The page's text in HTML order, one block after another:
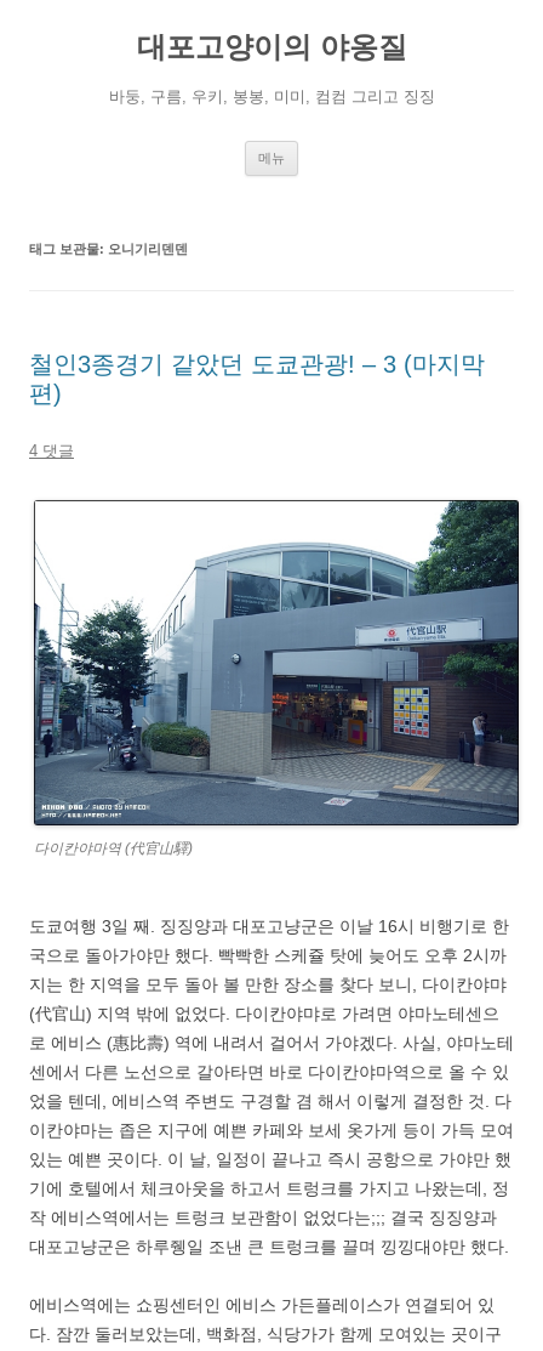
대포고양이의 야옹질
바둥, 구름, 우키, 봉봉, 미미, 컴컴 그리고 징징
메뉴
태그 보관물: 오니기리덴덴
철인3종경기 같았던 도쿄관광! – 3 (마지막
편)
4 댓글
다이칸야마역 (代官山驛)
도쿄여행 3일 째. 징징양과 대포고냥군은 이날 16시 비행기로 한
국으로 돌아가야만 했다. 빡빡한 스케쥴 탓에 늦어도 오후 2시까
지는 한 지역을 모두 돌아 볼 만한 장소를 찾다 보니, 다이칸야먀
(代官山) 지역 밖에 없었다. 다이칸야먀로 가려면 야마노테센으
로 에비스 (惠比壽) 역에 내려서 걸어서 가야겠다. 사실, 야마노테
센에서 다른 노선으로 갈아타면 바로 다이칸야마역으로 올 수 있
었을 텐데, 에비스역 주변도 구경할 겸 해서 이렇게 결정한 것. 다
이칸야마는 좁은 지구에 예쁜 카페와 보세 옷가게 등이 가득 모여
있는 예쁜 곳이다. 이 날, 일정이 끝나고 즉시 공항으로 가야만 했
기에 호텔에서 체크아웃을 하고서 트렁크를 가지고 나왔는데, 정
작 에비스역에서는 트렁크 보관함이 없었다는;;; 결국 징징양과
대포고냥군은 하루쥉일 조낸 큰 트렁크를 끌며 낑낑대야만 했다.
에비스역에는 쇼핑센터인 에비스 가든플레이스가 연결되어 있
다. 잠깐 둘러보았는데, 백화점, 식당가가 함께 모여있는 곳이구